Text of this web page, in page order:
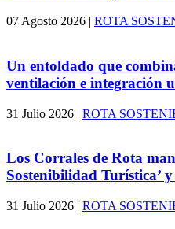
07 Agosto 2026 | ROTA
Un entoldado que
ventilación e integración
31 Julio 2026 | ROTA
Los Corrales de Rota
Sostenibilidad Turística’
31 Julio 2026 | ROTA